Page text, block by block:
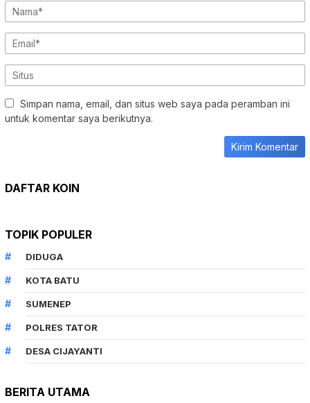
Simpan nama, email, dan situs web saya pada peramban ini
untuk komentar saya berikutnya.
DAFTAR KOIN
TOPIK POPULER
DIDUGA
KOTA BATU
SUMENEP
POLRES TATOR
DESA CIJAYANTI
BERITA UTAMA